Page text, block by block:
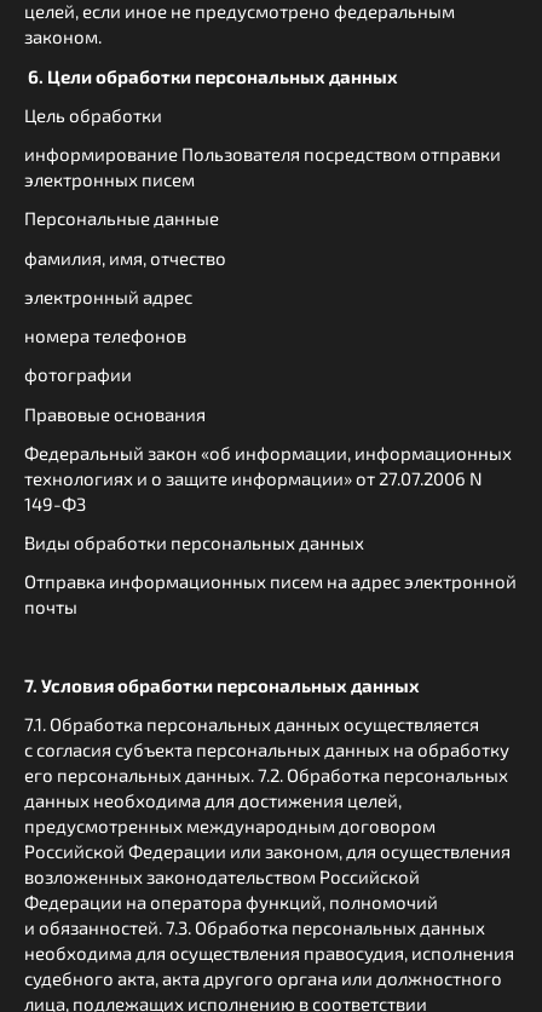
целей, если иное не предусмотрено федеральным
законом.
6. Цели обработки персональных данных
Цель обработки
информирование Пользователя посредством отправки
электронных писем
Персональные данные
фамилия, имя, отчество
электронный адрес
номера телефонов
фотографии
Правовые основания
Федеральный закон «об информации, информационных
технологиях и о защите информации» от 27.07.2006 N
149-ФЗ
Виды обработки персональных данных
Отправка информационных писем на адрес электронной
почты
7. Условия обработки персональных данных
7.1. Обработка персональных данных осуществляется
с согласия субъекта персональных данных на обработку
его персональных данных. 7.2. Обработка персональных
данных необходима для достижения целей,
предусмотренных международным договором
Российской Федерации или законом, для осуществления
возложенных законодательством Российской
Федерации на оператора функций, полномочий
и обязанностей. 7.3. Обработка персональных данных
необходима для осуществления правосудия, исполнения
судебного акта, акта другого органа или должностного
лица, подлежащих исполнению в соответствии